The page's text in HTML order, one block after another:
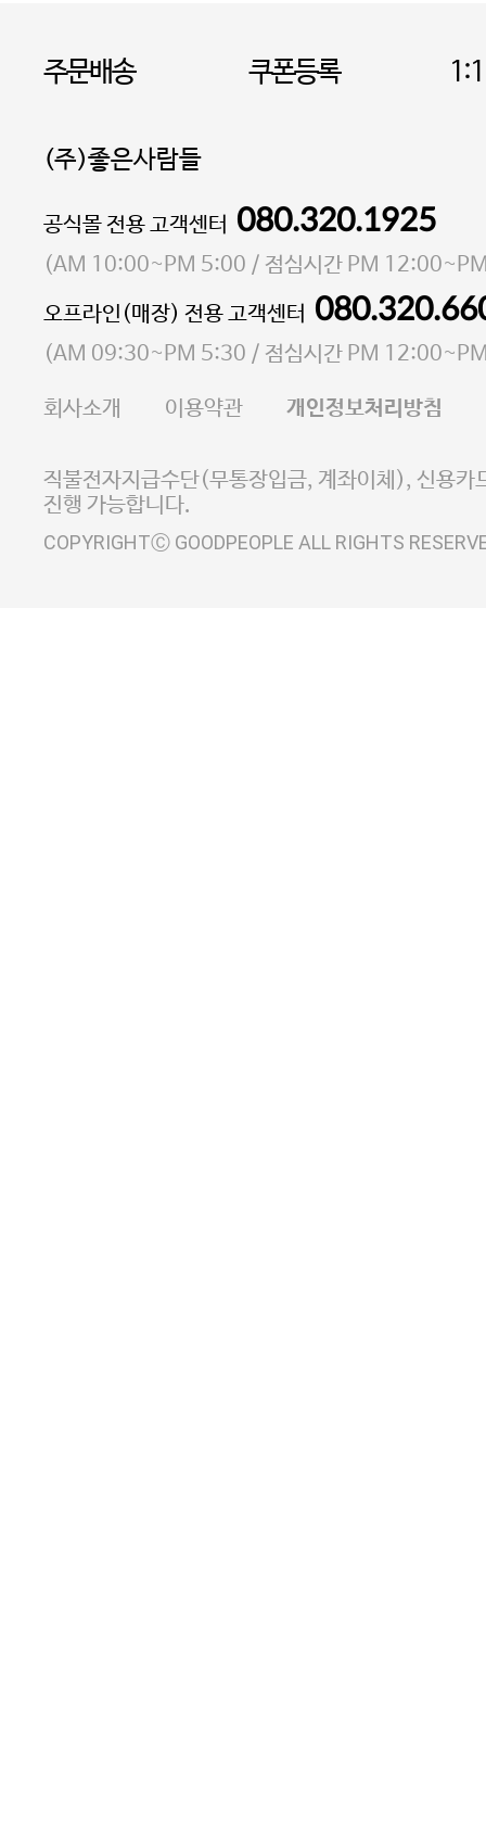
주문배송 쿠폰등록
(주)좋은사람들
대표 이성현,박영환| 개인정보관리책임자 김상현
소재지 서울특별시 마포구 마포대로4다길 41 마포
통신판매업 신고번호 2023-서울마포-3931호
사업자등록번호 105-81-58242
E-MAIL goodpeople@gpin.co.kr
사업자정보확인
이니시스 에스크로 서비
공식몰 전용 고객센터 080.320.1925
(AM 10:00~PM 5:00 / 점심시간 PM
오프라인(매장) 전용 고객센터
(AM 09:30~PM 5:30 / 점심시간 PM
회사소개 이용약관 개인정보처리방침
직불전자지급수단(무통장입금, 계좌이체), 신용카
진행 가능합니다.
COPYRIGHTⒸ GOODPEOPLE ALL RIGHTS